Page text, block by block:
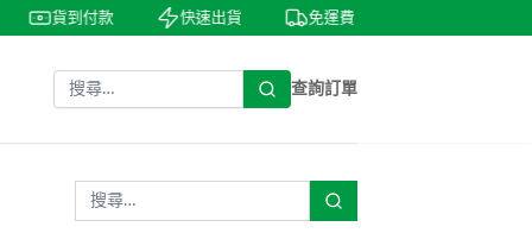
貨到付款 快速出貨 免運費
查詢訂單